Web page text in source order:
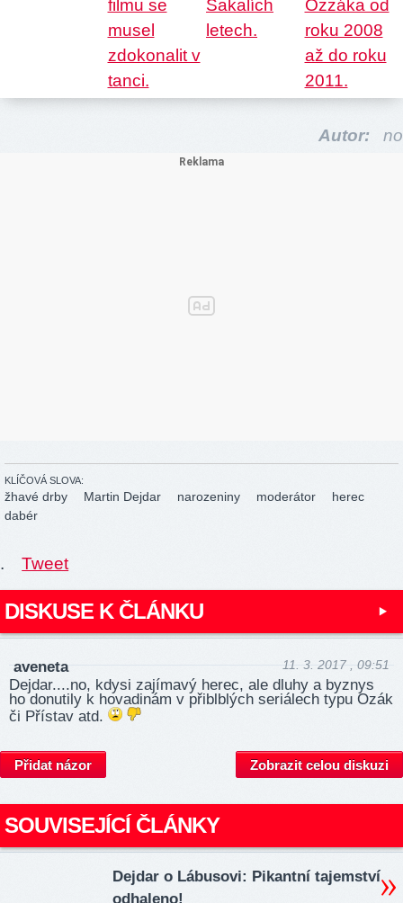
Autor: no
KLÍČOVÁ SLOVA:
žhavé drby Martin Dejdar narozeniny moderátor
herec
dabér
. Tweet
DISKUSE K ČLÁNKU
aveneta 11. 3. 2017 , 09:51
Dejdar....no, kdysi zajímavý herec, ale dluhy a byznys
ho donutily k hovadinám v přiblblých seriálech typu Ozák
či Přístav atd.
Přidat názor Zobrazit celou diskuzi
SOUVISEJÍCÍ ČLÁNKY
Dejdar o Lábusovi: Pikantní tajemství
odhaleno!